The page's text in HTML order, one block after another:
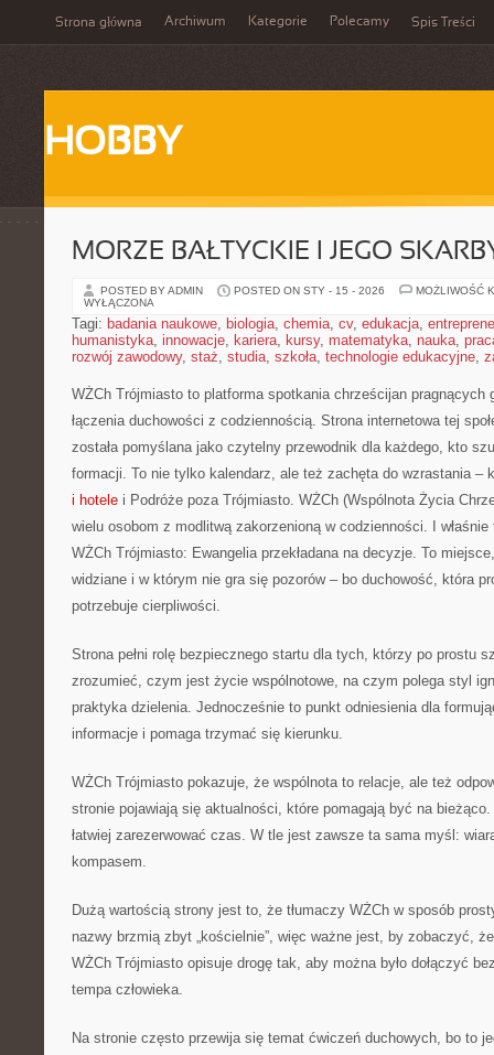
Strona główna Archiwum Kategorie Polecamy Spis Treści
HOBBY
MORZE BAŁTYCKIE I JEGO
POSTED BY ADMIN POSTED ON STY - 15 - 2026
MOŻLIWOŚĆ
WYŁĄCZONA
Tagi: badania naukowe, biologia, chemia, cv, edukacja,
humanistyka, innowacje, kariera, kursy, matematyka, nauka,
rozwój zawodowy, staż, studia, szkoła, technologie edukacyjne,
WŻCh Trójmiasto to platforma spotkania chrześcijan pragnących
łączenia duchowości z codziennością. Strona internetowa tej
została pomyślana jako czytelny przewodnik dla każdego, kto
formacji. To nie tylko kalendarz, ale też zachęta do wzrastania –
i hotele i Podróże poza Trójmiasto. WŻCh (Wspólnota Życia
wielu osobom z modlitwą zakorzenioną w codzienności. I
WŻCh Trójmiasto: Ewangelia przekładana na decyzje. To
widziane i w którym nie gra się pozorów – bo duchowość, która
potrzebuje cierpliwości.
Strona pełni rolę bezpiecznego startu dla tych, którzy po prostu
zrozumieć, czym jest życie wspólnotowe, na czym polega styl
praktyka dzielenia. Jednocześnie to punkt odniesienia dla
informacje i pomaga trzymać się kierunku.
WŻCh Trójmiasto pokazuje, że wspólnota to relacje, ale też
stronie pojawiają się aktualności, które pomagają być na
łatwiej zarezerwować czas. W tle jest zawsze ta sama myśl:
kompasem.
Dużą wartością strony jest to, że tłumaczy WŻCh w sposób
nazwy brzmią zbyt „kościelnie”, więc ważne jest, by zobaczyć,
WŻCh Trójmiasto opisuje drogę tak, aby można było dołączyć
tempa człowieka.
Na stronie często przewija się temat ćwiczeń duchowych, bo to